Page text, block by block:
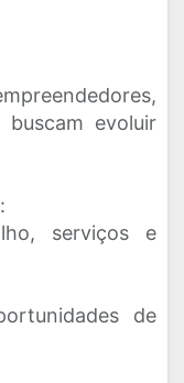
evoluir
serviços e
de